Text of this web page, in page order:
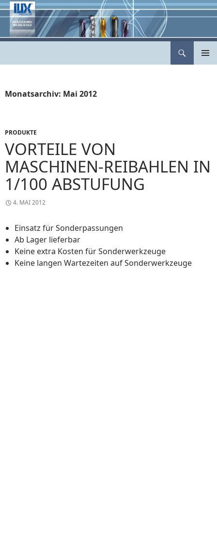
Zum
Inhalt
springen
Monatsarchiv: Mai 2012
PRODUKTE
VORTEILE VON
MASCHINEN-REIBAHLEN IN
1/100 ABSTUFUNG
4. MAI 2012
Einsatz für Sonderpassungen
Ab Lager lieferbar
Keine extra Kosten für Sonderwerkzeuge
Keine langen Wartezeiten auf Sonderwerkzeuge